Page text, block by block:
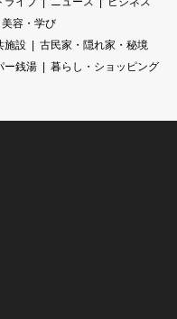
容・学び
施設
古民家・隠れ家・秘境
ー銭湯
暮らし・ショッピング